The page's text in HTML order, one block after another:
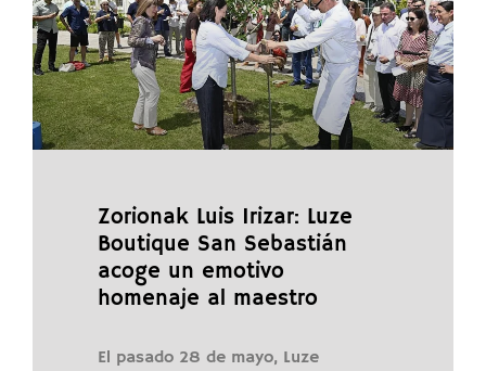
Zorionak Luis Irizar: Luze
Boutique San Sebastián
acoge un emotivo
homenaje al maestro
El pasado 28 de mayo, Luze